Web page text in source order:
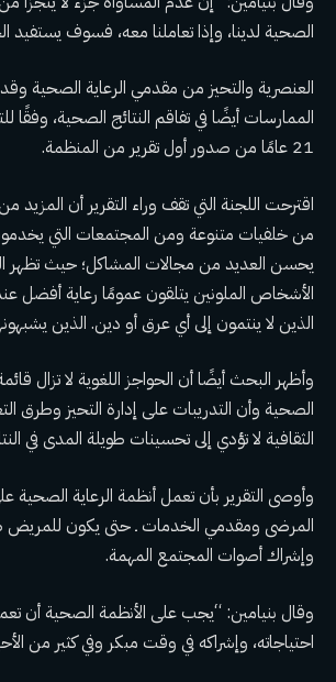
الصحية لدينا، وإذا تعاملنا معه، فسوف يستفيد
العنصرية والتحيز من مقدمي الرعاية الصحية
الممارسات أيضًا في تفاقم النتائج الصحية، وفقًا
21 عامًا من صدور أول تقرير من المنظمة.
اقترحت اللجنة التي تقف وراء التقرير أن المزيد
من خلفيات متنوعة ومن المجتمعات التي
يحسن العديد من مجالات المشاكل؛ حيث تظهر
الأشخاص الملونين يتلقون عمومًا رعاية أفضل
الذين لا ينتمون إلى أي عرق أو دين. الذين
وأظهر البحث أيضًا أن الحواجز اللغوية لا تزال
الصحية وأن التدريبات على إدارة التحيز وطرق
الثقافية لا تؤدي إلى تحسينات طويلة المدى في
وأوصى التقرير بأن تعمل أنظمة الرعاية الصحية
المرضى ومقدمي الخدمات ـ حتى يكون للمريض
وإشراك أصوات المجتمع المهمة.
وقال بنيامين: “يجب على الأنظمة الصحية أن
احتياجاته، وإشراكه في وقت مبكر وفي كثير من